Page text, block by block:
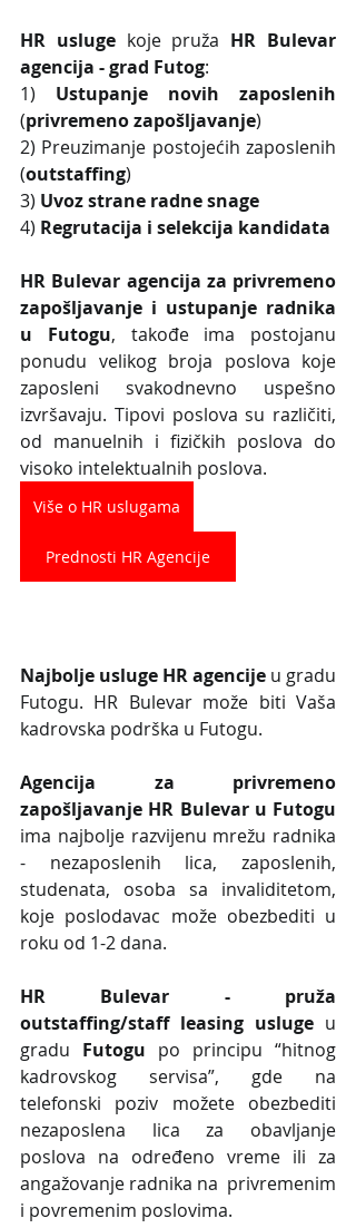
HR usluge koje pruža HR Bulevar
agencija - grad Futog:
1) Ustupanje novih zaposlenih
(privremeno zapošljavanje)
2) Preuzimanje postojećih zaposlenih
(outstaffing)
3) Uvoz strane radne snage
4) Regrutacija i selekcija kandidata
HR Bulevar agencija za privremeno
zapošljavanje i ustupanje radnika
u Futogu, takođe ima postojanu
ponudu velikog broja poslova koje
zaposleni svakodnevno uspešno
izvršavaju. Tipovi poslova su različiti,
od manuelnih i fizičkih poslova do
visoko intelektualnih poslova.
Više o HR uslugama
Prednosti HR Agencije
Najbolje usluge HR agencije u gradu
Futogu. HR Bulevar može biti Vaša
kadrovska podrška u Futogu.
Agencija za privremeno
zapošljavanje HR Bulevar u Futogu
ima najbolje razvijenu mrežu radnika
- nezaposlenih lica, zaposlenih,
studenata, osoba sa invaliditetom,
koje poslodavac može obezbediti u
roku od 1-2 dana.
HR Bulevar - pruža
outstaffing/staff leasing usluge u
gradu Futogu po principu “hitnog
kadrovskog servisa”, gde na
telefonski poziv možete obezbediti
nezaposlena lica za obavljanje
poslova na određeno vreme ili za
angažovanje radnika na  privremenim
i povremenim poslovima.